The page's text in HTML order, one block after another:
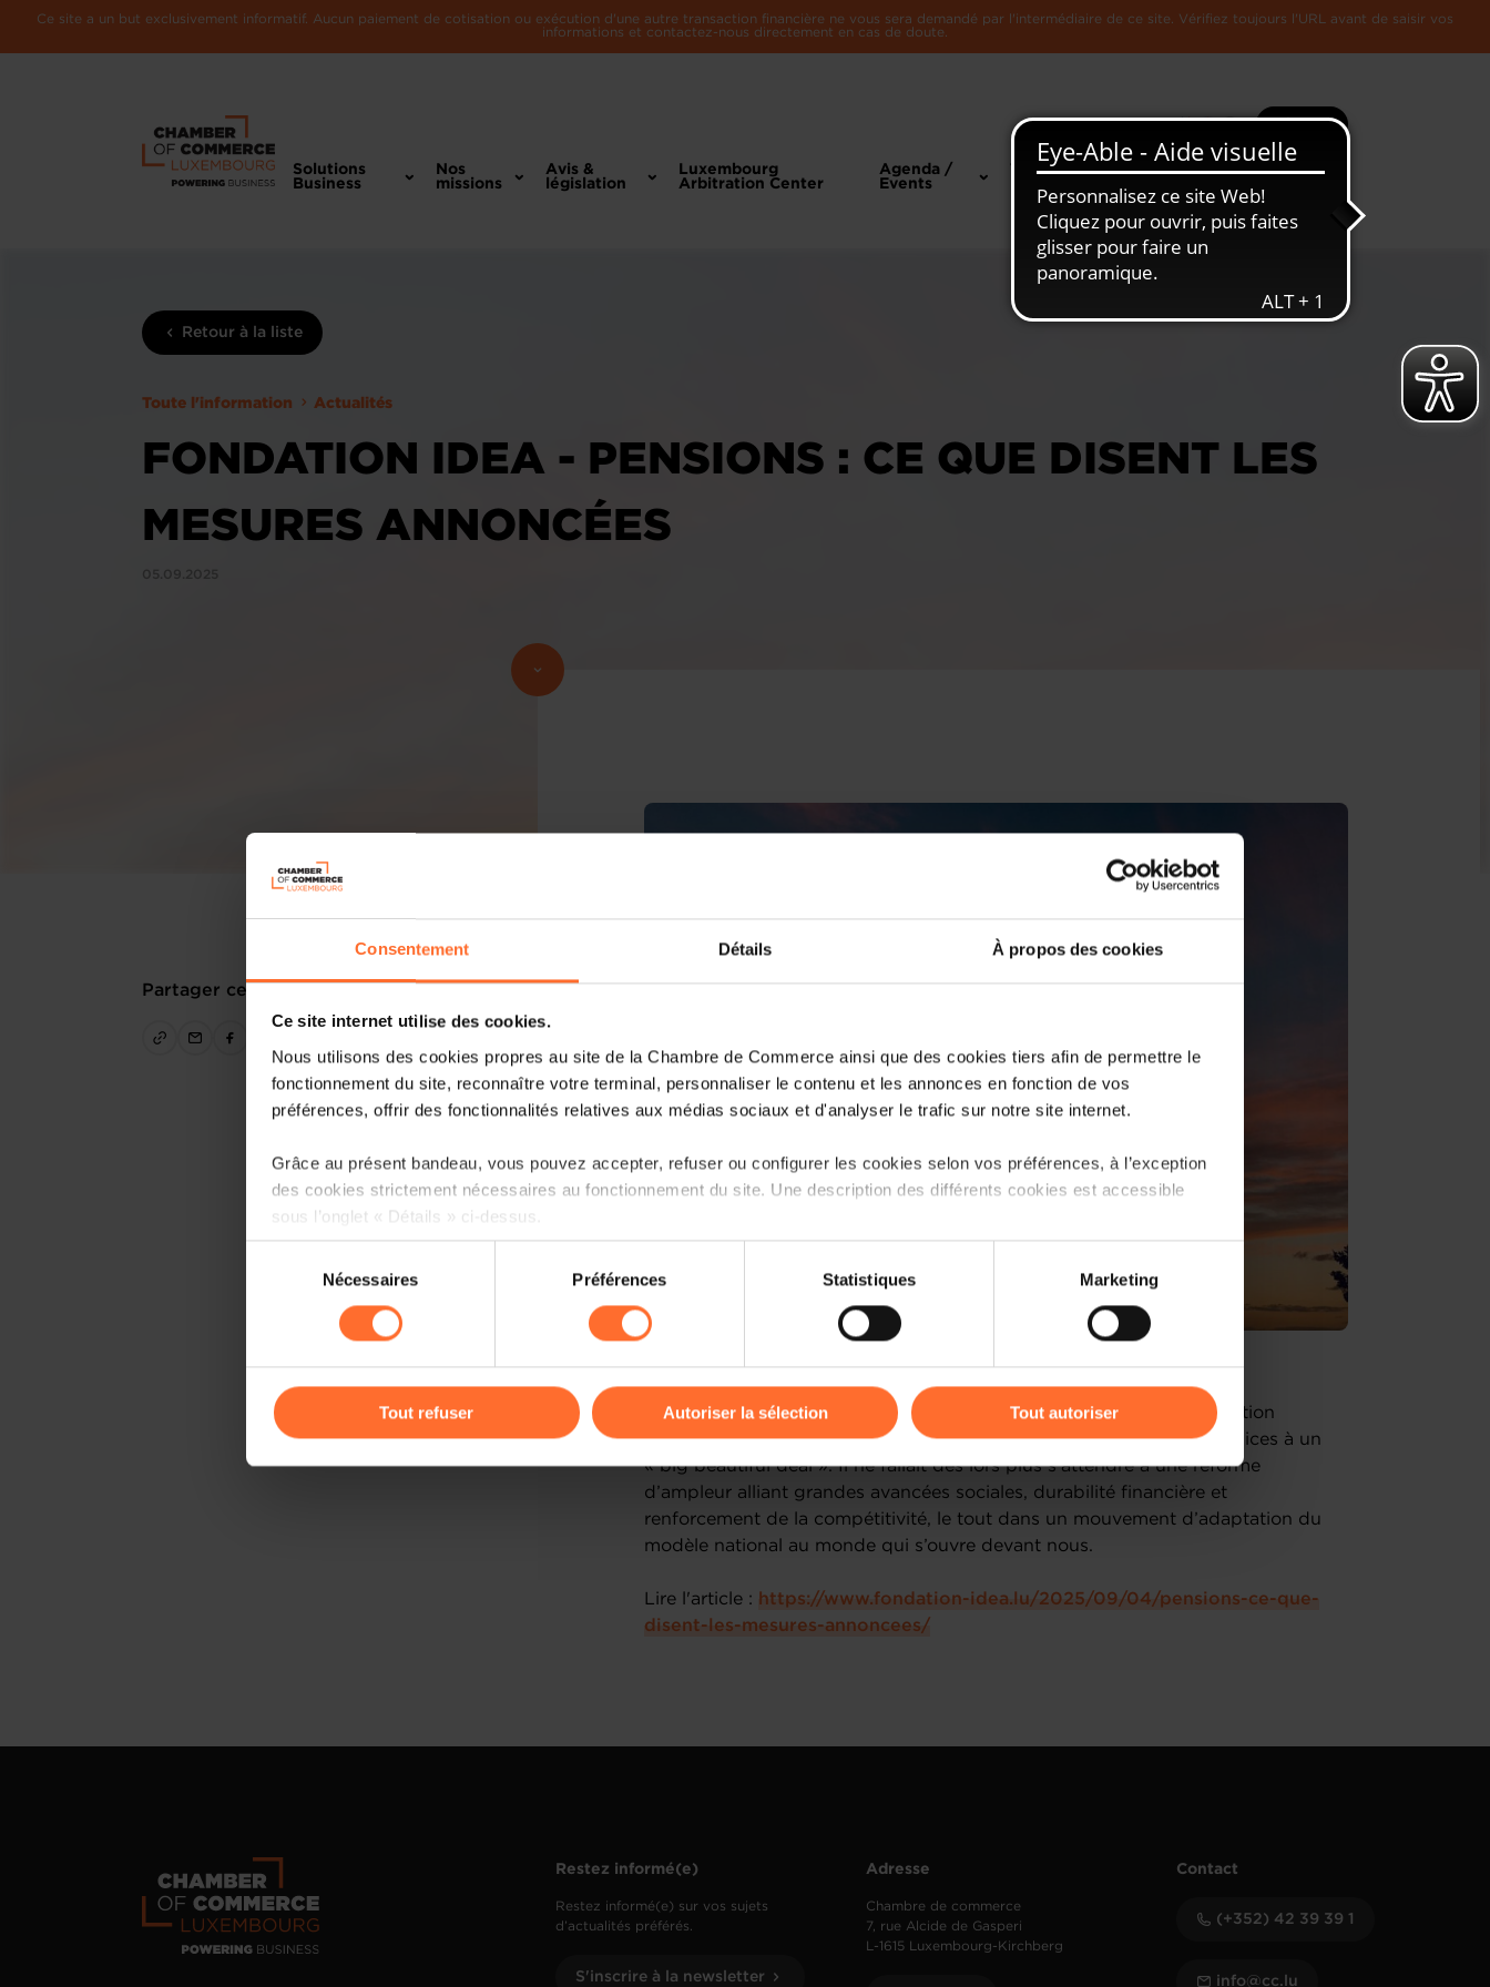
Consentement Détails À propos des cookies
Ce site internet utilise des cookies.
Nous utilisons des cookies propres au site de la Chambre de Commerce ainsi que des cookies tiers afin de permettre le
fonctionnement du site, reconnaître votre terminal, personnaliser le contenu et les annonces en fonction de vos
préférences, offrir des fonctionnalités relatives aux médias sociaux et d'analyser le trafic sur notre site internet.
Grâce au présent bandeau, vous pouvez accepter, refuser ou configurer les cookies selon vos préférences, à l’exception
des cookies strictement nécessaires au fonctionnement du site. Une description des différents cookies est accessible
sous l’onglet « Détails » ci-dessus.
Il est précisé que la navigation sur le site et certaines fonctionnalités (ex : lecture de vidéos, partage sur les réseaux
sociaux, sauvegarde des préférences de lecture vidéo, personnalisation de l’affichage du site) peuvent être affectées en
cas de refus de tous les cookies ou des cookies non nécessaires.
gauche de chaque page.
Charte d’usage des cookies et notre
Politique de protection des données
consentement
Nécessaires Préférences Statistiques Marketing
Tout refuser Autoriser la sélection Tout autoriser
Ce site a un but exclusivement informatif. Aucun paiement de cotisation ou exécution d'une autre transaction financière ne vous sera demandé par l'intermédiaire de ce site. Vérifiez toujours l'URL avant de saisir vos
informations et contactez-nous directement en cas de doute.
Recherche Plus
Solutions
Business
Nos
missions
Avis &
législation
Luxembourg
Arbitration Center
Agenda /
Events
Toute
L'Economie
Retour à la liste
Toute l'information Actualités
FONDATION IDEA - PENSIONS : CE QUE DISENT LES
MESURES ANNONCÉES
Partager cet article
Il a été rappelé à maintes occasions à quel point la phase de négociation
« tripartite » de ces derniers mois présentait des conditions peu propices à un
« big beautiful deal ». Il ne fallait dès lors plus s’attendre à une réforme
d’ampleur alliant grandes avancées sociales, durabilité financière et
renforcement de la compétitivité, le tout dans un mouvement d’adaptation du
modèle national au monde qui s’ouvre devant nous.
Lire l'article : https://www.fondation-idea.lu/2025/09/04/pensions-ce-que-
disent-les-mesures-annoncees/
Restez informé(e)
Restez informé(e) sur vos sujets
d’actualités préférés.
S'inscrire à la newsletter
Adresse
Chambre de commerce
7, rue Alcide de Gasperi
L-1615 Luxembourg-Kirchberg
Contact
(+352) 42 39 39 1
info@cc.lu